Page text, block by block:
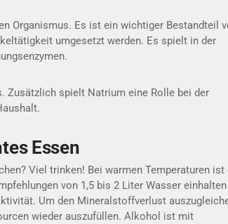
Organismus. Es ist ein wichtiger Bestandteil
umgesetzt werden. Es spielt in der
Zusätzlich spielt Natrium eine Rolle bei der
Essen
Viel trinken! Bei warmen Temperaturen ist
von 1,5 bis 2 Liter Wasser einhalten
Um den Mineralstoffverlust
wieder auszufüllen. Alkohol ist mit